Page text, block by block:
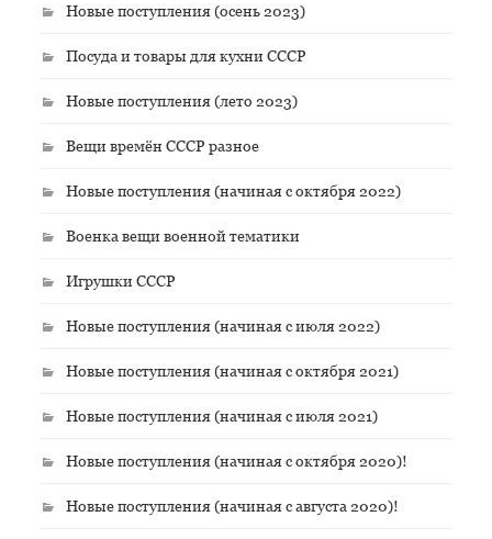
Новые поступления (осень 2023)
Посуда и товары для кухни СССР
Новые поступления (лето 2023)
Вещи времён СССР разное
Новые поступления (начиная с октября 2022)
Военка вещи военной тематики
Игрушки СССР
Новые поступления (начиная с июля 2022)
Новые поступления (начиная с октября 2021)
Новые поступления (начиная с июля 2021)
Новые поступления (начиная с октября 2020)!
Новые поступления (начиная с августа 2020)!